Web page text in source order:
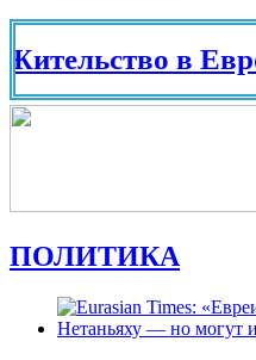
в
ПОЛИТИКА